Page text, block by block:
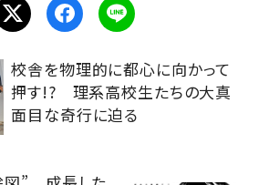
校舎を物理的に都心に向かって
押す!? 理系高校生たちの大真
面目な奇行に迫る